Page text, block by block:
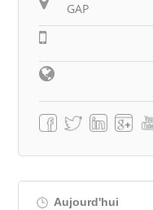
GAP
Aujourd'hui